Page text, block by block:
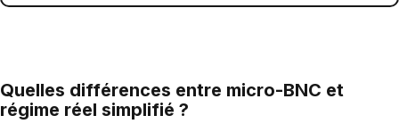
Quelles différences entre micro-BNC et
régime réel simplifié ?